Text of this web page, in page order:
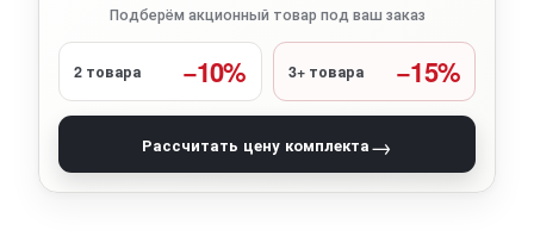
Подберём акционный товар под ваш заказ
2 товара −10% 3+ товара −15%
Рассчитать цену комплекта→